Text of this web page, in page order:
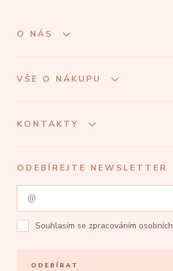
O NÁS
VŠE O NÁKUPU
KONTAKTY
ODEBÍREJTE NEWSLETTER
Souhlasím se zpracováním
ODEBÍRAT